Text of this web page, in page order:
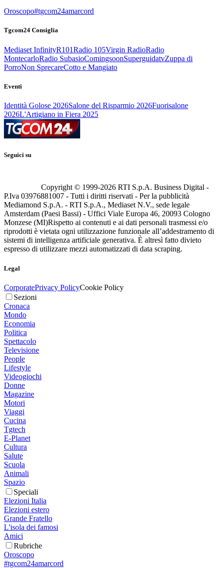
Oroscopo#tgcom24amarcord
Tgcom24 Consiglia
Mediaset InfinityR101Radio 105Virgin RadioRadio
MontecarloRadio SubasioComingsoonSuperguidatvZuppa di
PorroNon SprecareCotto e Mangiato
Eventi
Identità Golose 2026Salone del Risparmio 2026Fuorisalone
2026L'Artigiano in Fiera 2025
Seguici su
Copyright © 1999-2026 RTI S.p.A. Business Digital -
P.Iva 03976881007 - Tutti i diritti riservati - Per la pubblicità
Mediamond S.p.A. - RTI S.p.A., Mediaset N.V., sede legale
Amsterdam (Paesi Bassi) - Uffici Viale Europa 46, 20093 Cologno
Monzese (MI)Rispetto ai contenuti e ai dati personali trasmessi e/o
riprodotti è vietata ogni utilizzazione funzionale all’addestramento di
sistemi di intelligenza artificiale generativa. È altresì fatto divieto
espresso di utilizzare mezzi automatizzati di data scraping.
Legal
CorporatePrivacy PolicyCookie Policy
Sezioni
Cronaca
Mondo
Economia
Politica
Spettacolo
Televisione
People
Lifestyle
Videogiochi
Donne
Magazine
Motori
Viaggi
Cucina
Tgtech
E-Planet
Cultura
Salute
Scuola
Animali
Spazio
Speciali
Elezioni Italia
Elezioni estero
Grande Fratello
L'isola dei famosi
Amici
Rubriche
Oroscopo
#tgcom24amarcord